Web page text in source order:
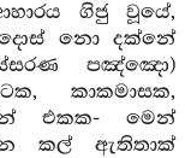
ගිජු වූයේ,
දොස් නො දක්නේ
පඤ්ඤො)
කාකමාසක,
එකක- මෙන්
කල් ඇතිතාක්